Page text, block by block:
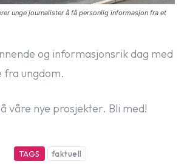
unge journalister å få personlig informasjon fra et
og informasjonsrik dag med
fra ungdom.
våre nye prosjekter. Bli med!
TAGS faktuell